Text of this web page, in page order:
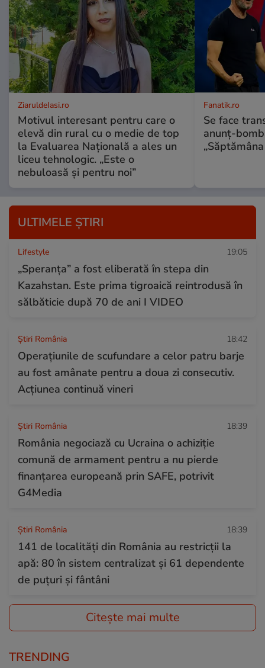
ZiaruldeIasi.ro
Motivul interesant pentru care o
elevă din rural cu o medie de top
la Evaluarea Națională a ales un
liceu tehnologic. „Este o
nebuloasă și pentru noi”
Fanatik.ro
Se face
anunț-
ULTIMELE ȘTIRI
Lifestyle 19:05
„Speranța” a fost eliberată în stepa din
Kazahstan. Este prima tigroaică reintrodusă în
sălbăticie după 70 de ani I VIDEO
Știri România 18:42
Operațiunile de scufundare a celor patru barje
au fost amânate pentru a doua zi consecutiv.
Acțiunea continuă vineri
Știri România 18:39
România negociază cu Ucraina o achiziție
comună de armament pentru a nu pierde
finanțarea europeană prin SAFE, potrivit
G4Media
Știri România 18:39
141 de localități din România au restricții la
apă: 80 în sistem centralizat și 61 dependente
de puțuri și fântâni
Citește mai multe
TRENDING